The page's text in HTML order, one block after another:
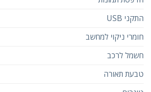
התקני USB
חומרי ניקוי למחשב
חשמל לרכב
טבעת תאורה